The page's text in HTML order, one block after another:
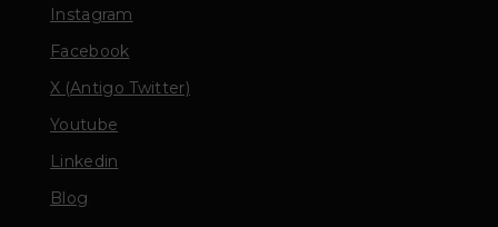
Instagram
Facebook
X (Antigo Twitter)
Youtube
Linkedin
Blog